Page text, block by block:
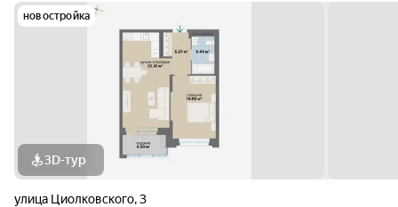
новостройка
3D-тур
улица Циолковского,3